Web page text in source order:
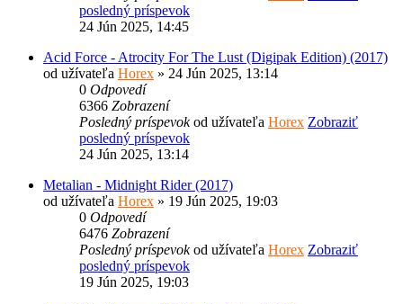
posledný príspevok
24 Jún 2025, 14:45
Acid Force - Atrocity For The Lust (Digipak Edition) (2017)
od užívateľa Horex » 24 Jún 2025, 13:14
0 Odpovedí
6366 Zobrazení
Posledný príspevokod užívateľa Horex Zobraziť
posledný príspevok
24 Jún 2025, 13:14
Metalian - Midnight Rider (2017)
od užívateľa Horex » 19 Jún 2025, 19:03
0 Odpovedí
6476 Zobrazení
Posledný príspevokod užívateľa Horex Zobraziť
posledný príspevok
19 Jún 2025, 19:03